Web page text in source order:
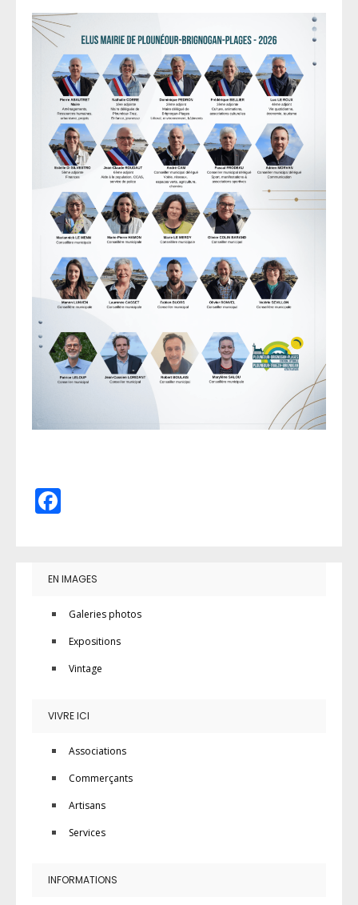
EN IMAGES
Galeries photos
Expositions
Vintage
VIVRE ICI
Associations
Commerçants
Artisans
Services
INFORMATIONS